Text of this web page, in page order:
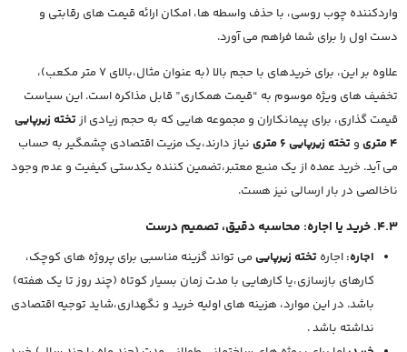
واردکننده چوب روسی، با حذف واسطه ها، امکان ارائه قیمت های رقابتی و
دست اول را برای شما فراهم می آورد.
علاوه بر این، برای خریدهای با حجم بالا (به عنوان مثال،بالای 7 متر مکعب)،
تخفیف های ویژه موسوم به “قیمت همکاری” قابل مذاکره است. این سیاست
قیمت گذاری، برای پیمانکاران و مجموعه هایی که به حجم زیادی از تخته زیرپایی
4 متری
و تخته زیرپایی 6 متری
نیاز دارند،یک مزیت اقتصادی چشمگیر به حساب
می آید. خرید عمده از یک منبع معتبر،تضمین کننده یکدستی کیفیت و عدم وجود
ناخالصی در بار ارسالی نیز هست.
4.3. خرید یا اجاره: محاسبه دقیق، تصمیم درست
اجاره: اجاره تخته زیرپاییمی تواند گزینه مناسبی برای پروژه های کوچک،
کارهای بازسازی،یا کارهایی با مدت زمان بسیار کوتاه (چند روز تا یک هفته)
باشد. در این موارد، هزینه های اولیه خرید و نگهداری،شاید توجیه اقتصادی
نداشته باشد .